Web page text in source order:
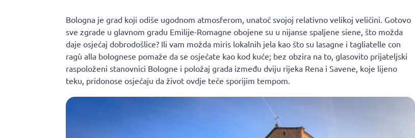
Bologna je grad koji odiše ugodnom atmosferom, unatoč svojoj relativno velikoj veličini. Gotovo
sve zgrade u glavnom gradu Emilije-Romagne obojene su u nijanse spaljene siene, što možda
daje osjećaj dobrodošlice? Ili vam možda miris lokalnih jela kao što su lasagne i tagliatelle con
ragù alla bolognese pomaže da se osjećate kao kod kuće; bez obzira na to, glasovito prijateljski
raspoloženi stanovnici Bologne i položaj grada između dviju rijeka Rena i Savene, koje lijeno
teku, pridonose osjećaju da život ovdje teče sporijim tempom.